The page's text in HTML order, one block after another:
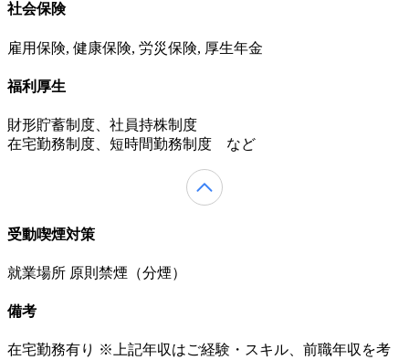
社会保険
雇用保険, 健康保険, 労災保険, 厚生年金
福利厚生
財形貯蓄制度、社員持株制度
在宅勤務制度、短時間勤務制度 など
受動喫煙対策
就業場所 原則禁煙（分煙）
備考
在宅勤務有り ※上記年収はご経験・スキル、前職年収を考